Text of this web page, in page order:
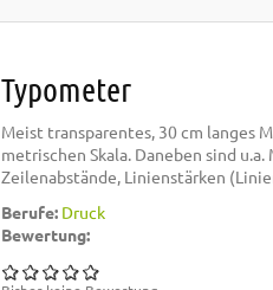
Typometer
Meist transparentes, 30 cm langes
metrischen Skala. Daneben sind
Zeilenabstände, Linienstärken
Berufe: Druck
Bewertung: